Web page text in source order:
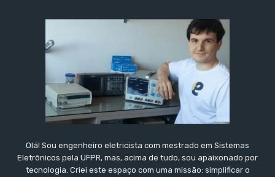
Olá! Sou engenheiro eletricista com mestrado em Sistemas
Eletrônicos pela UFPR, mas, acima de tudo, sou apaixonado por
tecnologia. Criei este espaço com uma missão: simplificar o